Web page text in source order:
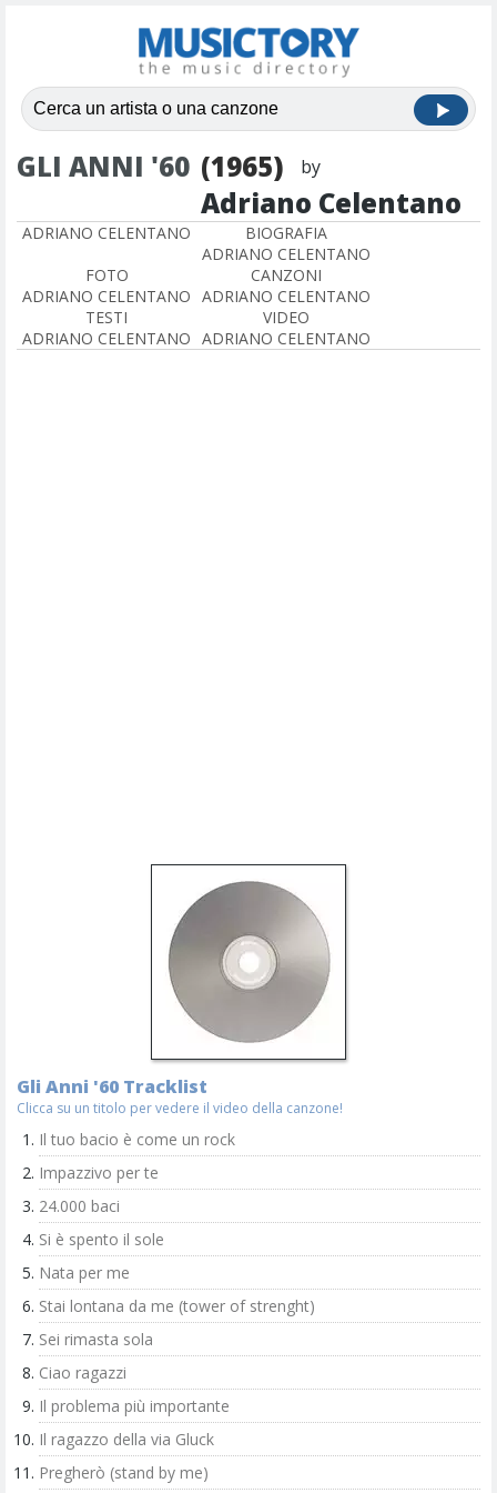
GLI ANNI '60 (1965) by
Adriano Celentano
ADRIANO CELENTANO
BIOGRAFIA
ADRIANO CELENTANO
FOTO
ADRIANO CELENTANO
CANZONI
ADRIANO CELENTANO
TESTI
ADRIANO CELENTANO
VIDEO
ADRIANO CELENTANO
Gli Anni '60 Tracklist
Clicca su un titolo per vedere il video della canzone!
Il tuo bacio è come un rock
Impazzivo per te
24.000 baci
Si è spento il sole
Nata per me
Stai lontana da me (tower of strenght)
Sei rimasta sola
Ciao ragazzi
Il problema più importante
Il ragazzo della via Gluck
Pregherò (stand by me)